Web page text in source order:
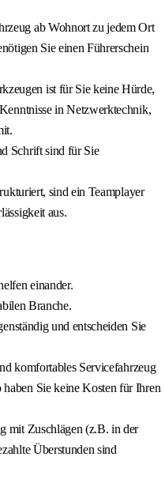
ab Wohnort zu jedem Ort
Sie einen Führerschein
ist für Sie keine Hürde,
in Netzwerktechnik,
Schrift sind für Sie
sind ein Teamplayer
aus.
einander.
Branche.
und entscheiden Sie
komfortables Servicefahrzeug
Sie keine Kosten für Ihren
mit Zuschlägen (z.B. in der
Überstunden sind